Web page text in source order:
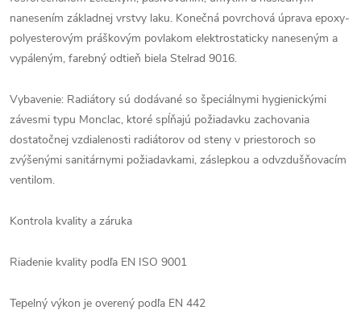
nanesením základnej vrstvy laku. Konečná povrchová úprava epoxy-
polyesterovým práškovým povlakom elektrostaticky naneseným a
vypáleným, farebný odtieň biela Stelrad 9016.
Vybavenie: Radiátory sú dodávané so špeciálnymi hygienickými
závesmi typu Monclac, ktoré spĺňajú požiadavku zachovania
dostatočnej vzdialenosti radiátorov od steny v priestoroch so
zvýšenými sanitárnymi požiadavkami, záslepkou a odvzdušňovacím
ventilom.
Kontrola kvality a záruka
Riadenie kvality podľa EN ISO 9001
Tepelný výkon je overený podľa EN 442